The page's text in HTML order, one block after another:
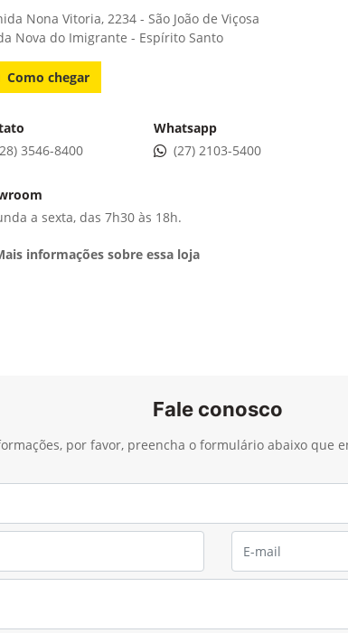
Nona Vitoria, 2234 - São João de Viçosa
Nova do Imigrante - Espírito Santo
Como chegar
3546-8400
Whatsapp
(27) 2103-5400
a sexta, das 7h30 às 18h.
informações sobre essa loja
Fale conosco
por favor, preencha o formulário abaixo que